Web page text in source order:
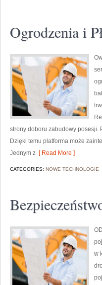
Ogrodzenia i
strony doboru zabudowy posesji.
Dzięki temu platforma może
Jednym z [ Read More ]
CATEGORIES: NOWE TECHNOLOGIE
w